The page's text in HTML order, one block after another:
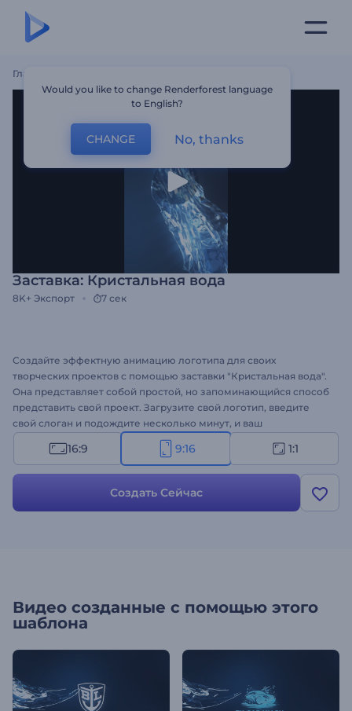
Главная
Заставка: Кристальная вода
8K+ Экспорт 7 сек
Создайте эффектную анимацию логотипа для своих
творческих проектов с помощью заставки "Кристальная вода".
Она представляет собой простой, но запоминающийся способ
представить свой проект. Загрузите свой логотип, введите
свой слоган и подождите несколько минут, и ваш
профессиональный логотип появится сквозь стремительную
волну воды. Шаблон идеально подходит для оформления
заставки к презентациям, рекламы для ТВ и многого другого.
Сделайте шаг вперед и сделайте свой бренд более
16:9 9:16 1:1
Создать Сейчас
Видео созданные с помощью этого
шаблона
Would you like to change Renderforest language
to English?
CHANGE No, thanks